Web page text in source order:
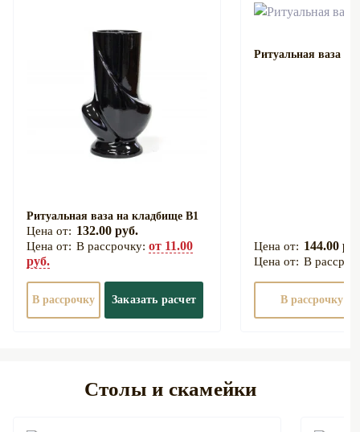
Ритуальная ваза на кладбище В1
132.00 руб.
В рассрочку: от 11.00
руб.
В рассрочку Заказать расчет
Ритуальная ваза
144.00
В
В рассрочку
Столы и скамейки